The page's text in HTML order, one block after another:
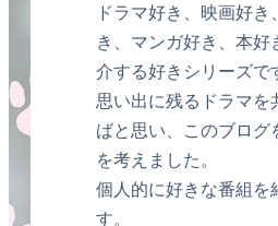
ドラマ好き、映画好き
き、マンガ好き、本好
介する好きシリーズで
思い出に残るドラマを
ばと思い、このブログ
を考えました。
個人的に好きな番組を
す。